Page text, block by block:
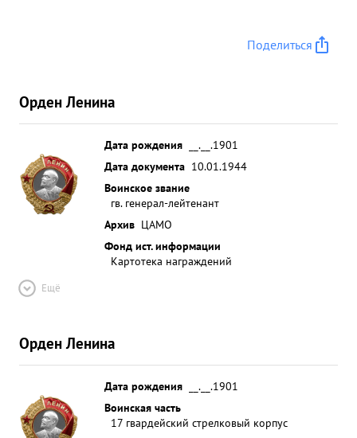
Поделиться
Орден Ленина
Дата рождения
__.__.1901
Дата документа 10.01.1944
Воинское звание
гв. генерал-лейтенант
Архив ЦАМО
Фонд ист. информации
Картотека награждений
Ещё
Орден Ленина
Дата рождения
__.__.1901
Воинская часть
17 гвардейский стрелковый корпус